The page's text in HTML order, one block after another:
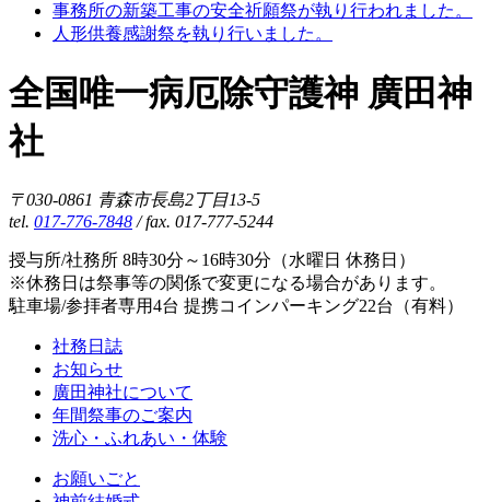
事務所の新築工事の安全祈願祭が執り行われました。
人形供養感謝祭を執り行いました。
全国唯一病厄除守護神 廣田神
社
〒030-0861 青森市長島2丁目13-5
tel. 017-776-7848 / fax. 017-777-5244
授与所/社務所 8時30分～16時30分（水曜日 休務日）
※休務日は祭事等の関係で変更になる場合があります。
駐車場/参拝者専用4台 提携コインパーキング22台（有料）
社務日誌
お知らせ
廣田神社について
年間祭事のご案内
洗心・ふれあい・体験
お願いごと